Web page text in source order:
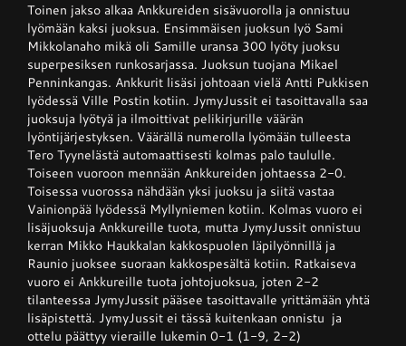
Toinen jakso alkaa Ankkureiden sisävuorolla ja onnistuu
lyömään kaksi juoksua. Ensimmäisen juoksun lyö Sami
Mikkolanaho mikä oli Samille uransa 300 lyöty juoksu
superpesiksen runkosarjassa. Juoksun tuojana Mikael
Penninkangas. Ankkurit lisäsi johtoaan vielä Antti Pukkisen
lyödessä Ville Postin kotiin. JymyJussit ei tasoittavalla saa
juoksuja lyötyä ja ilmoittivat pelikirjurille väärän
lyöntijärjestyksen. Väärällä numerolla lyömään tulleesta
Tero Tyynelästä automaattisesti kolmas palo taululle.
Toiseen vuoroon mennään Ankkureiden johtaessa 2-0.
Toisessa vuorossa nähdään yksi juoksu ja siitä vastaa
Vainionpää lyödessä Myllyniemen kotiin. Kolmas vuoro ei
lisäjuoksuja Ankkureille tuota, mutta JymyJussit onnistuu
kerran Mikko Haukkalan kakkospuolen läpilyönnillä ja
Raunio juoksee suoraan kakkospesältä kotiin. Ratkaiseva
vuoro ei Ankkureille tuota johtojuoksua, joten 2-2
tilanteessa JymyJussit pääsee tasoittavalle yrittämään yhtä
lisäpistettä. JymyJussit ei tässä kuitenkaan onnistu ja
ottelu päättyy vieraille lukemin 0-1 (1-9, 2-2)